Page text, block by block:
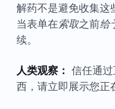
解药不是避免收集这
当表单在索取之前给
续。
人类观察： 信任通
西，请立即展示您正